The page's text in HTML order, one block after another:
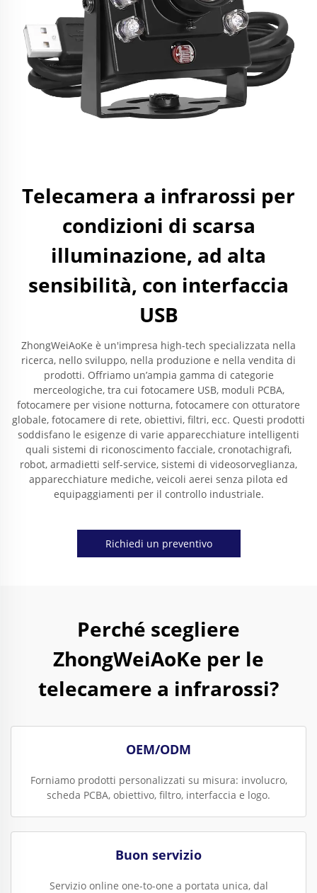
Telecamera a infrarossi per
condizioni di scarsa
illuminazione, ad alta
sensibilità, con interfaccia
USB
ZhongWeiAoKe è un'impresa high-tech specializzata nella
ricerca, nello sviluppo, nella produzione e nella vendita di
prodotti. Offriamo un’ampia gamma di categorie
merceologiche, tra cui fotocamere USB, moduli PCBA,
fotocamere per visione notturna, fotocamere con otturatore
globale, fotocamere di rete, obiettivi, filtri, ecc. Questi prodotti
soddisfano le esigenze di varie apparecchiature intelligenti
quali sistemi di riconoscimento facciale, cronotachigrafi,
robot, armadietti self-service, sistemi di videosorveglianza,
apparecchiature mediche, veicoli aerei senza pilota ed
equipaggiamenti per il controllo industriale.
Richiedi un preventivo
Perché scegliere
ZhongWeiAoKe per le
telecamere a infrarossi?
OEM/ODM
Forniamo prodotti personalizzati su misura: involucro,
scheda PCBA, obiettivo, filtro, interfaccia e logo.
Buon servizio
Servizio online one-to-one a portata unica, dal